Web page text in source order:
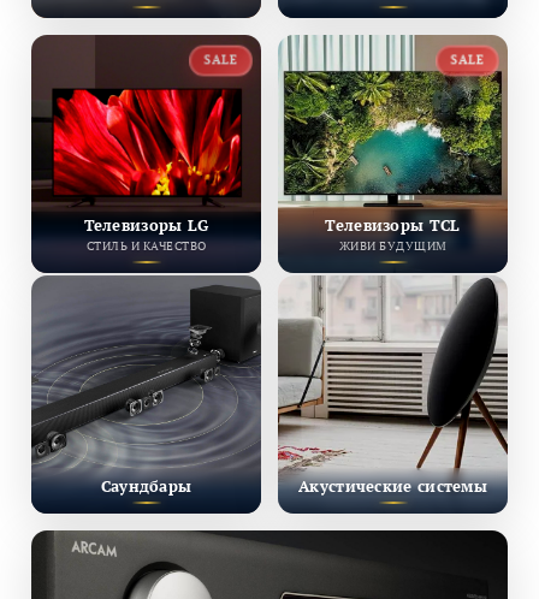
SALE
Телевизоры LG
СТИЛЬ И КАЧЕСТВО
SALE
Телевизоры TCL
ЖИВИ БУДУЩИМ
Саундбары Акустические системы